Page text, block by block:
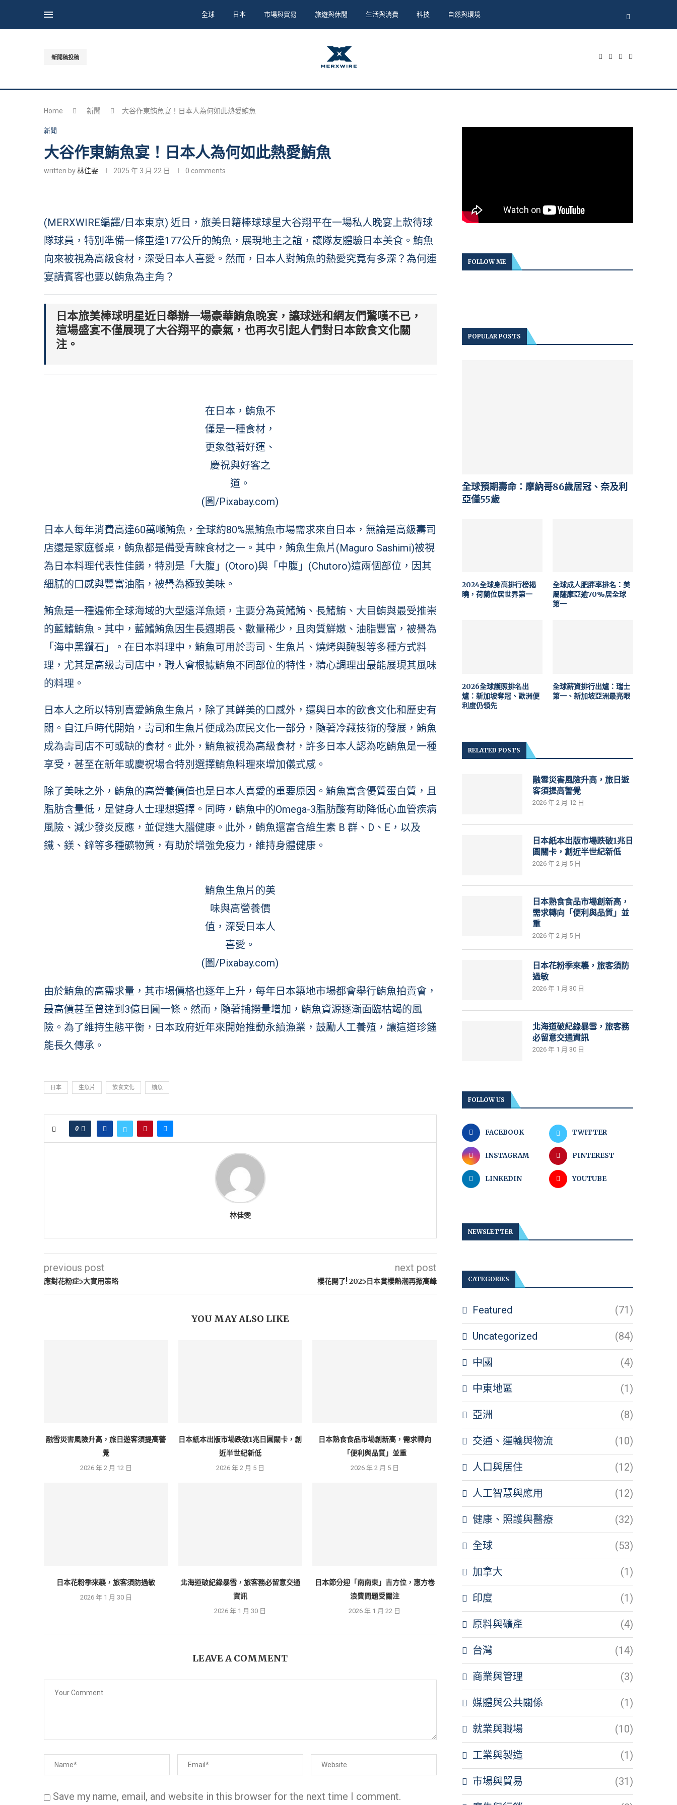
全球 日本 市場與貿易 旅遊與休閒 生活與消費 科技 自然與環境
新聞稿投稿
Home 新聞 大谷作東鮪魚宴！日本人為何如此熱愛鮪魚
新聞
大谷作東鮪魚宴！日本人為何如此熱愛鮪魚
written by林佳雯 2025 年 3 月 22 日 0 comments
(MERXWIRE編譯/日本東京) 近日，旅美日籍棒球球星大谷翔平在一場私人晚宴上款待球
隊球員，特別準備一條重達177公斤的鮪魚，展現地主之誼，讓隊友體驗日本美食。鮪魚
向來被視為高級食材，深受日本人喜愛。然而，日本人對鮪魚的熱愛究竟有多深？為何連
宴請賓客也要以鮪魚為主角？
日本旅美棒球明星近日舉辦一場豪華鮪魚晚宴，讓球迷和網友們驚嘆不已，
這場盛宴不僅展現了大谷翔平的豪氣，也再次引起人們對日本飲食文化關
注。
在日本，鮪魚不
僅是一種食材，
更象徵著好運、
慶祝與好客之
道。
(圖/Pixabay.com)
日本人每年消費高達60萬噸鮪魚，全球約80%黑鮪魚市場需求來自日本，無論是高級壽司
店還是家庭餐桌，鮪魚都是備受青睞食材之一。其中，鮪魚生魚片(Maguro Sashimi)被視
為日本料理代表性佳餚，特別是「大腹」(Otoro)與「中腹」(Chutoro)這兩個部位，因其
細膩的口感與豐富油脂，被譽為極致美味。
鮪魚是一種遍佈全球海域的大型遠洋魚類，主要分為黃鰭鮪、長鰭鮪、大目鮪與最受推崇
的藍鰭鮪魚。其中，藍鰭鮪魚因生長週期長、數量稀少，且肉質鮮嫩、油脂豐富，被譽為
「海中黑鑽石」。在日本料理中，鮪魚可用於壽司、生魚片、燒烤與醃製等多種方式料
理，尤其是高級壽司店中，職人會根據鮪魚不同部位的特性，精心調理出最能展現其風味
的料理。
日本人之所以特別喜愛鮪魚生魚片，除了其鮮美的口感外，還與日本的飲食文化和歷史有
關。自江戶時代開始，壽司和生魚片便成為庶民文化一部分，隨著冷藏技術的發展，鮪魚
成為壽司店不可或缺的食材。此外，鮪魚被視為高級食材，許多日本人認為吃鮪魚是一種
享受，甚至在新年或慶祝場合特別選擇鮪魚料理來增加儀式感。
除了美味之外，鮪魚的高營養價值也是日本人喜愛的重要原因。鮪魚富含優質蛋白質，且
脂肪含量低，是健身人士理想選擇。同時，鮪魚中的Omega-3脂肪酸有助降低心血管疾病
風險、減少發炎反應，並促進大腦健康。此外，鮪魚還富含維生素 B 群、D、E，以及
鐵、鎂、鋅等多種礦物質，有助於增強免疫力，維持身體健康。
鮪魚生魚片的美
味與高營養價
值，深受日本人
喜愛。
(圖/Pixabay.com)
由於鮪魚的高需求量，其市場價格也逐年上升，每年日本築地市場都會舉行鮪魚拍賣會，
最高價甚至曾達到3億日圓一條。然而，隨著捕撈量增加，鮪魚資源逐漸面臨枯竭的風
險。為了維持生態平衡，日本政府近年來開始推動永續漁業，鼓勵人工養殖，讓這道珍饈
能長久傳承。
日本 生魚片 飲食文化 鮪魚
0
林佳雯
previous post
應對花粉症5大實用策略
next post
櫻花開了! 2025日本賞櫻熱潮再掀高峰
YOU MAY ALSO LIKE
融雪災害風險升高，旅日遊客須提高警
覺
2026 年 2 月 12 日
日本紙本出版市場跌破1兆日圓關卡，創
近半世紀新低
2026 年 2 月 5 日
日本熟食食品市場創新高，需求轉向
「便利與品質」並重
2026 年 2 月 5 日
日本花粉季來襲，旅客須防過敏
2026 年 1 月 30 日
北海道破紀錄暴雪，旅客務必留意交通
資訊
2026 年 1 月 30 日
日本節分迎「南南東」吉方位，惠方卷
浪費問題受關注
2026 年 1 月 22 日
LEAVE A COMMENT
Save my name, email, and website in this browser for the next time I comment.
FOLLOW ME
POPULAR POSTS
全球預期壽命：摩納哥86歲居冠、奈及利
亞僅55歲
2024全球身高排行榜揭
曉，荷蘭位居世界第一
全球成人肥胖率排名：美
屬薩摩亞逾70%居全球
第一
2026全球護照排名出
爐：新加坡奪冠、歐洲便
利度仍領先
全球薪資排行出爐：瑞士
第一、新加坡亞洲最亮眼
RELATED POSTS
融雪災害風險升高，旅日遊
客須提高警覺
2026 年 2 月 12 日
日本紙本出版市場跌破1兆日
圓關卡，創近半世紀新低
2026 年 2 月 5 日
日本熟食食品市場創新高，
需求轉向「便利與品質」並
重
2026 年 2 月 5 日
日本花粉季來襲，旅客須防
過敏
2026 年 1 月 30 日
北海道破紀錄暴雪，旅客務
必留意交通資訊
2026 年 1 月 30 日
FOLLOW US
FACEBOOK TWITTER
INSTAGRAM PINTEREST
LINKEDIN YOUTUBE
NEWSLETTER
CATEGORIES
Featured (71)
Uncategorized (84)
中國 (4)
中東地區 (1)
亞洲 (8)
交通、運輸與物流 (10)
人口與居住 (12)
人工智慧與應用 (12)
健康、照護與醫療 (32)
全球 (53)
加拿大 (1)
印度 (1)
原料與礦產 (4)
台灣 (14)
商業與管理 (3)
媒體與公共關係 (1)
就業與職場 (10)
工業與製造 (1)
市場與貿易 (31)